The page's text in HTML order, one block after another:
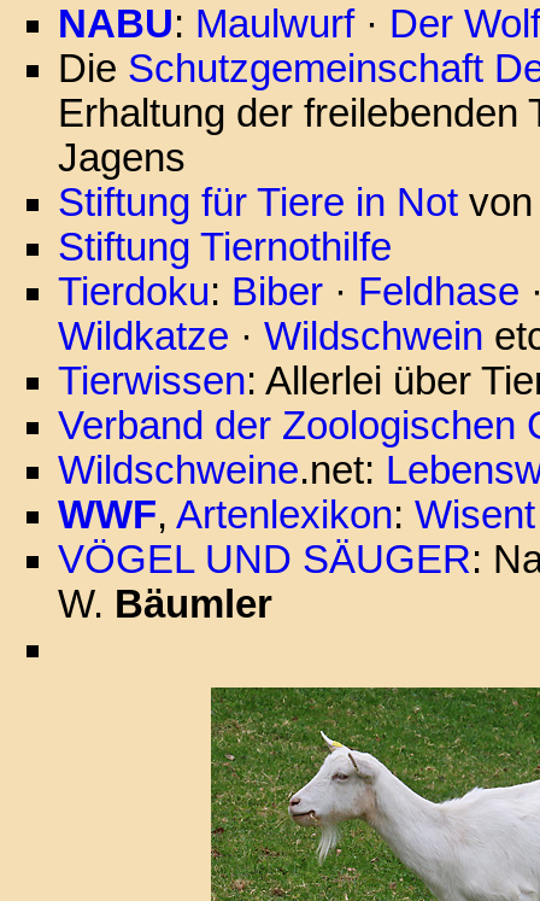
NABU: Maulwurf· Der Wolf
Die Schutzgemeinschaft
Erhaltung der freilebenden
Jagens
Stiftung für Tiere in Not
Stiftung Tiernothilfe
Tierdoku: Biber · Feldhase
Wildkatze · Wildschwein
Tierwissen: Allerlei über
Verband der Zoologischen
Wildschweine.net:
WWF, Artenlexikon: Wisent
VÖGEL UND SÄUGER:
W. Bäumler